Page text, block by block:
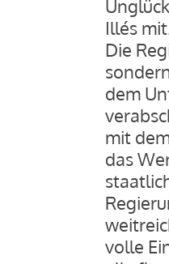
Illés
Die
dem
mit
das
volle